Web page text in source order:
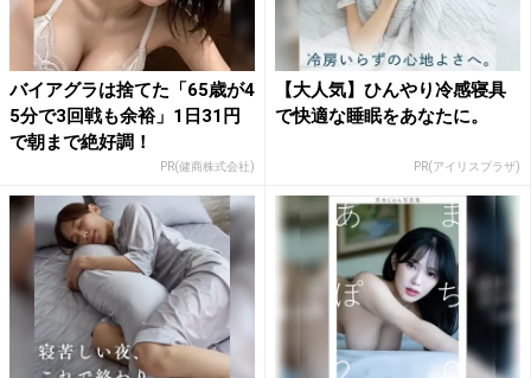
バイアグラは捨てた「65歳が4
5分で3回戦も余裕」1日31円
で朝まで絶好調！
PR(健商株式会社)
【大人気】ひんやり冷感寝具
で快適な睡眠をあなたに。
PR(アイリスプラザ)